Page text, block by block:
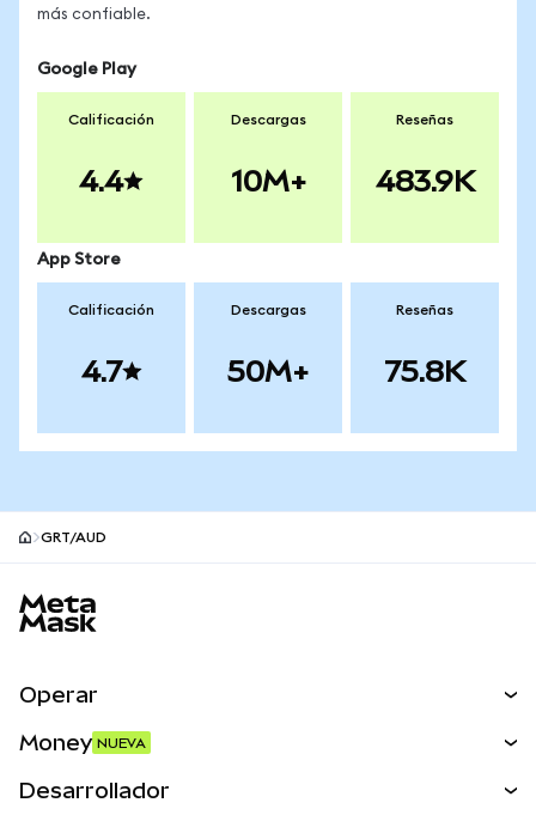
más confiable.
Google Play
Calificación
4.4
Descargas
10M+
Reseñas
483.9K
App Store
Calificación
4.7
Descargas
50M+
Reseñas
75.8K
GRT/AUD
Operar
Money NUEVA
Desarrollador